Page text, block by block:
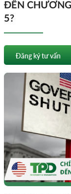
ĐẾN
5?
Đăng ký tư vấn